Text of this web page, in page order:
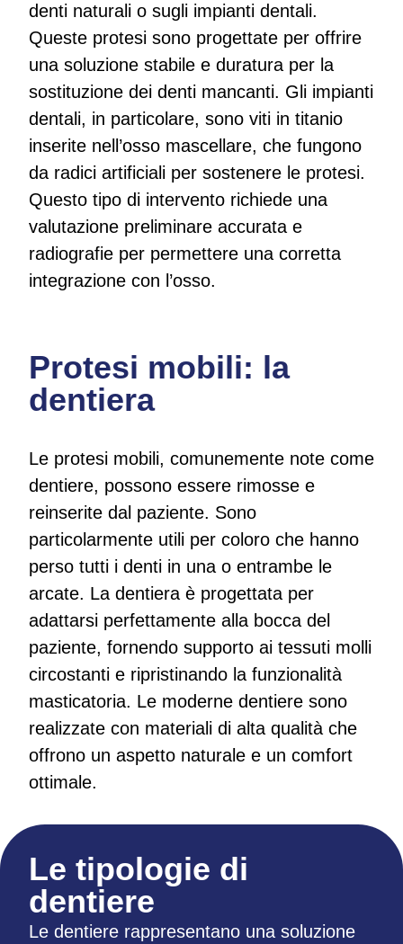
denti naturali o sugli impianti dentali.
Queste protesi sono progettate per offrire
una soluzione stabile e duratura per la
sostituzione dei denti mancanti. Gli impianti
dentali, in particolare, sono viti in titanio
inserite nell’osso mascellare, che fungono
da radici artificiali per sostenere le protesi.
Questo tipo di intervento richiede una
valutazione preliminare accurata e
radiografie per permettere una corretta
integrazione con l’osso.
Protesi mobili: la
dentiera
Le protesi mobili, comunemente note come
dentiere, possono essere rimosse e
reinserite dal paziente. Sono
particolarmente utili per coloro che hanno
perso tutti i denti in una o entrambe le
arcate. La dentiera è progettata per
adattarsi perfettamente alla bocca del
paziente, fornendo supporto ai tessuti molli
circostanti e ripristinando la funzionalità
masticatoria. Le moderne dentiere sono
realizzate con materiali di alta qualità che
offrono un aspetto naturale e un comfort
ottimale.
Le tipologie di
dentiere
Le dentiere rappresentano una soluzione